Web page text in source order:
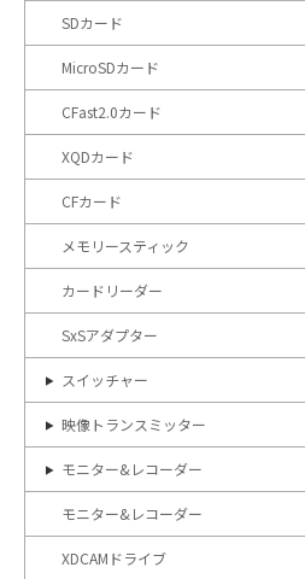
SDカード
MicroSDカード
CFast2.0カード
XQDカード
CFカード
メモリースティック
カードリーダー
SxSアダプター
スイッチャー
映像トランスミッター
モニター&レコーダー
モニター&レコーダー
XDCAMドライブ